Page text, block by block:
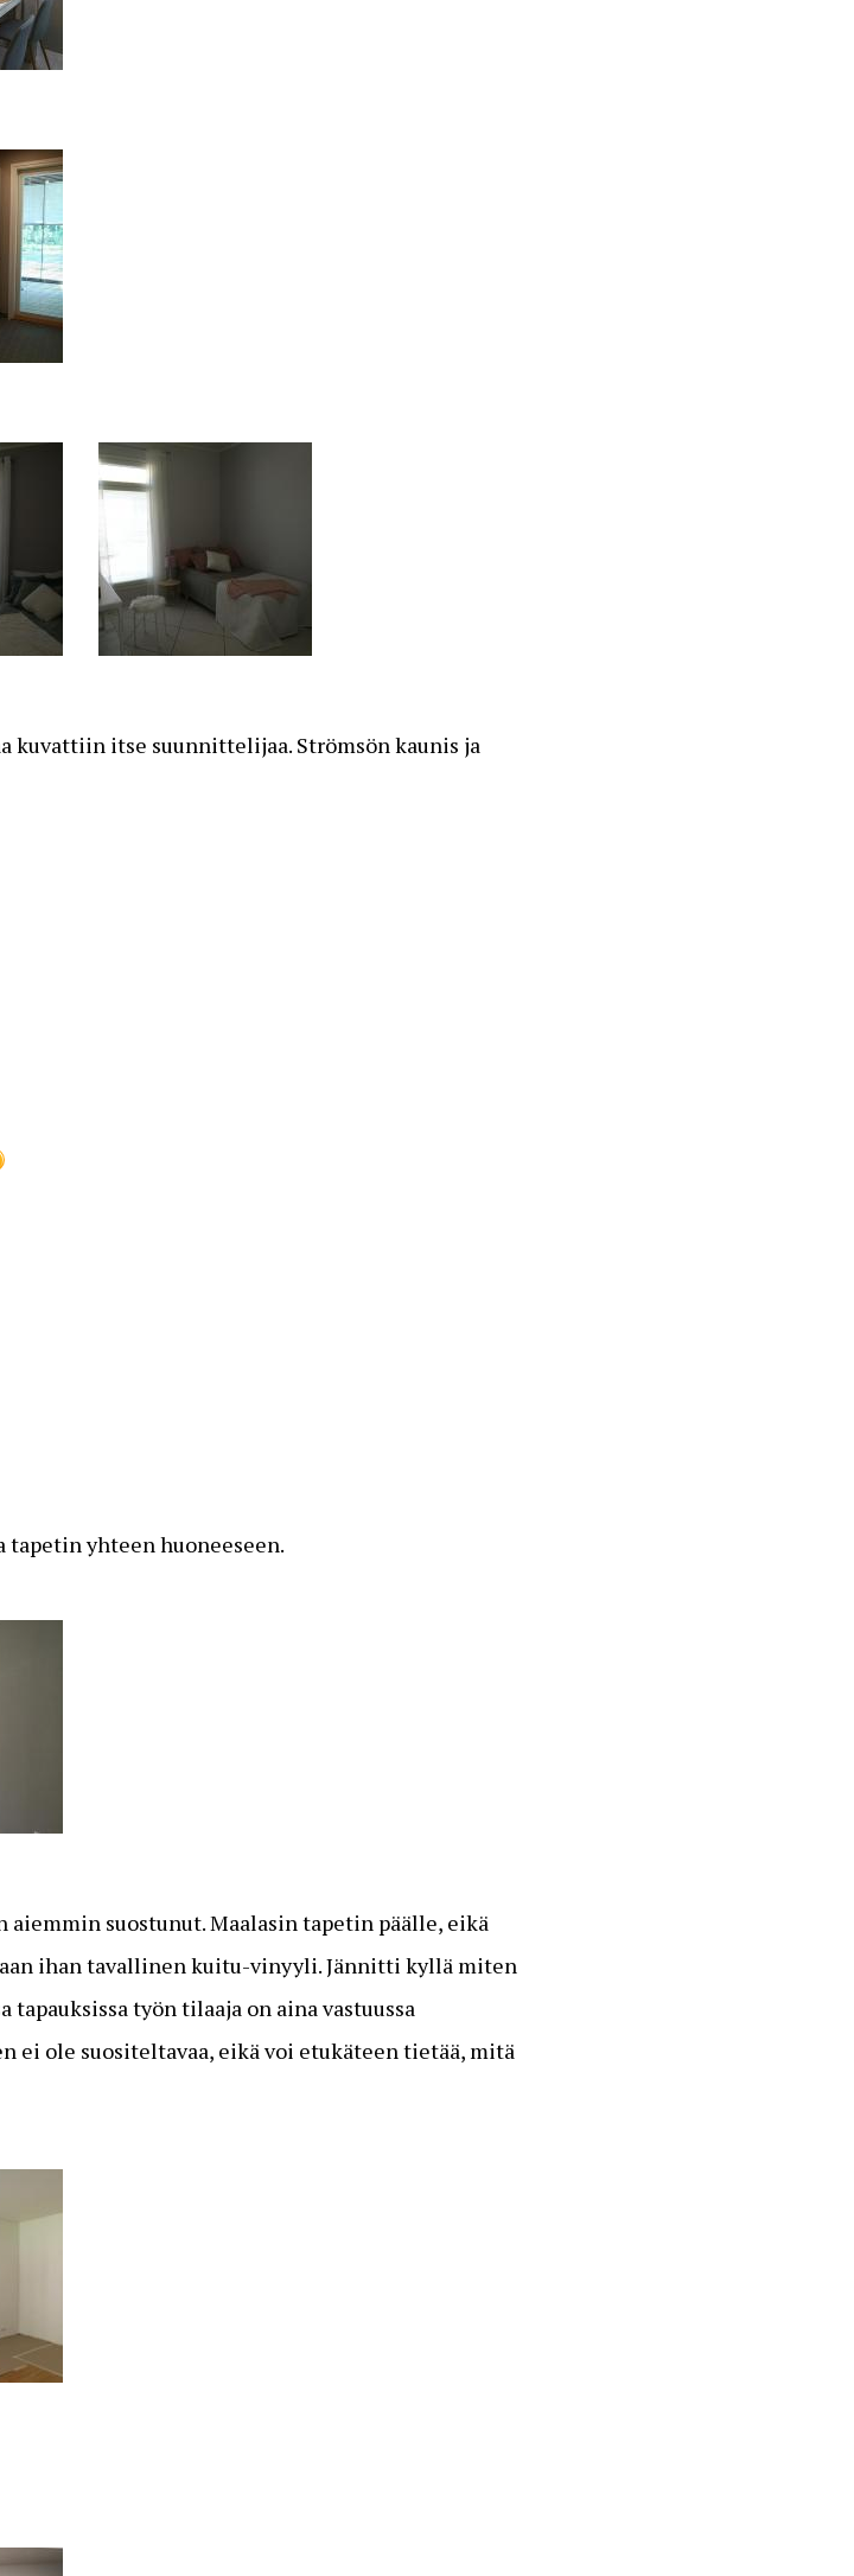
kuvattiin itse suunnittelijaa. Strömsön kaunis ja
tapetin yhteen huoneeseen.
aiemmin suostunut. Maalasin tapetin päälle, eikä
ihan tavallinen kuitu-vinyyli. Jännitti kyllä miten
tapauksissa työn tilaaja on aina vastuussa
ei ole suositeltavaa, eikä voi etukäteen tietää, mitä